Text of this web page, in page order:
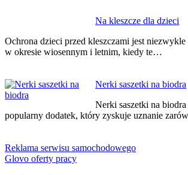
Na kleszcze dla dzieci
Ochrona dzieci przed kleszczami jest niezwykle
w okresie wiosennym i letnim, kiedy te…
Nerki saszetki na biodra
Nerki saszetki na
popularny dodatek, który zyskuje uznanie
Reklama serwisu samochodowego
Glovo oferty pracy